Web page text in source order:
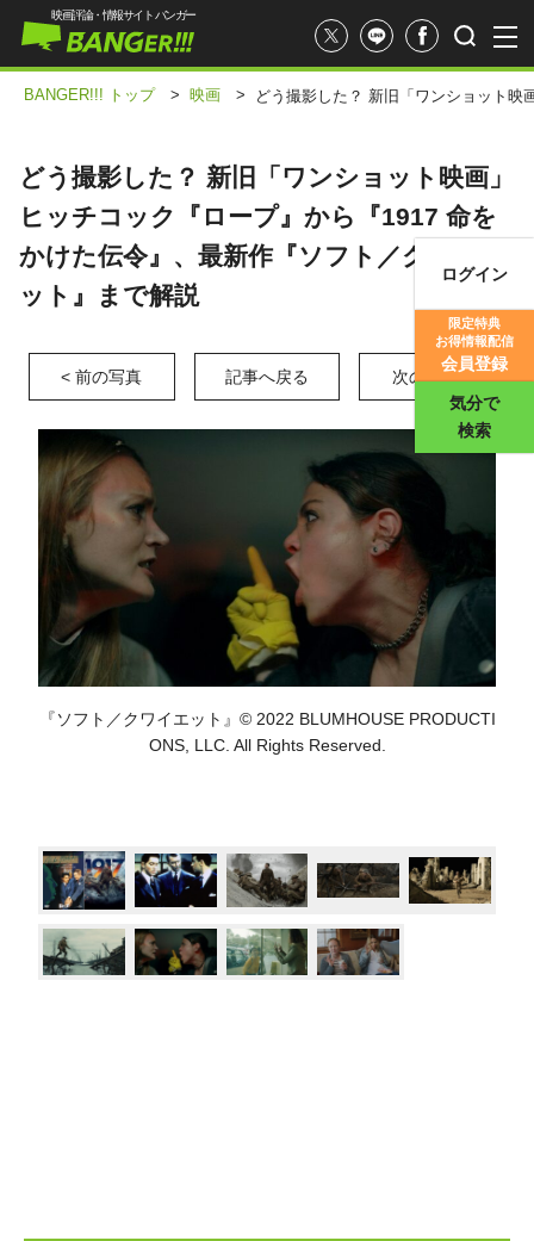
映画評価
映画評論・情報サイト バンガー
ログイン
限定特典
お得情報配信
会員登録
気分で
検索
BANGER!!! トップ > 映画 > どう撮影した？ 新旧「ワンショット映
どう撮影した？ 新旧「ワンショット映画」
ヒッチコック『ロープ』から『1917 命を
かけた伝令』、最新作『ソフト／クワイエ
ット』まで解説
< 前の写真 記事へ戻る 次の写真 >
『ソフト／クワイエット』© 2022 BLUMHOUSE PRODUCTI
ONS, LLC. All Rights Reserved.